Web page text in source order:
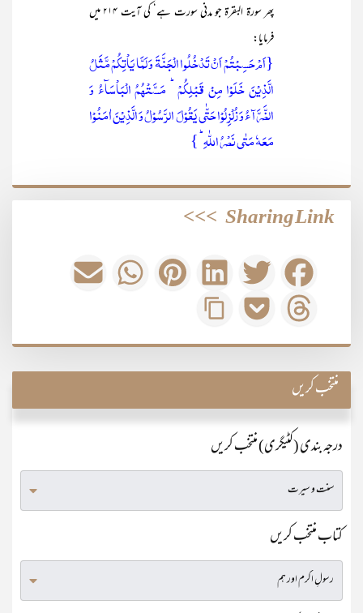
پھر سورۃ البقرۃ جو مدنی سورت ہے‘ کی آیت ۲۱۴ میں
فرمایا:
{اَمۡ حَسِبۡتُمۡ اَنۡ تَدۡخُلُوا الۡجَنَّۃَ وَ لَمَّا یَاۡتِکُمۡ مَّثَلُ
الَّذِیۡنَ خَلَوۡا مِنۡ قَبۡلِکُمۡ ؕ مَسَّتۡہُمُ الۡبَاۡسَآءُ وَ
الضَّرَّآءُ وَ زُلۡزِلُوۡا حَتّٰی یَقُوۡلَ الرَّسُوۡلُ وَ الَّذِیۡنَ اٰمَنُوۡا
مَعَہٗ مَتٰی نَصۡرُ اللّٰہِ ؕ }
Sharing Link
>>>
منتخب کریں
درجہ بندی (کٹیگری) منتخب کریں
کتاب منتخب کریں